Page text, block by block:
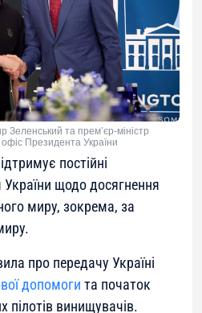
та прем’єр-міністр
Президента України
постійні
щодо досягнення
миру, зокрема, за
про передачу Україні
допомоги та початок
пілотів винищувачів.